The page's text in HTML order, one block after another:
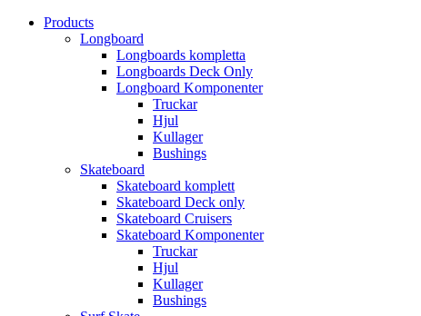
Products
Longboard
Longboards kompletta
Longboards Deck Only
Longboard Komponenter
Truckar
Hjul
Kullager
Bushings
Skateboard
Skateboard komplett
Skateboard Deck only
Skateboard Cruisers
Skateboard Komponenter
Truckar
Hjul
Kullager
Bushings